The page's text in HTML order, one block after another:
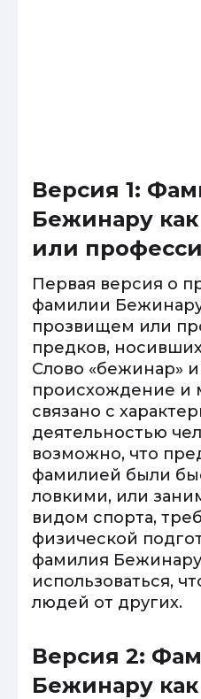
Версия 1:
Бежинару
или
Первая версия о
фамилии Бежинару
прозвищем или
предков,
Слово «бежинар»
происхождение и
связано с
деятельностью
возможно, что
фамилией были
ловкими, или
видом спорта,
физической
фамилия Бежинару
использоваться,
людей от других.
Версия 2:
Бежинару